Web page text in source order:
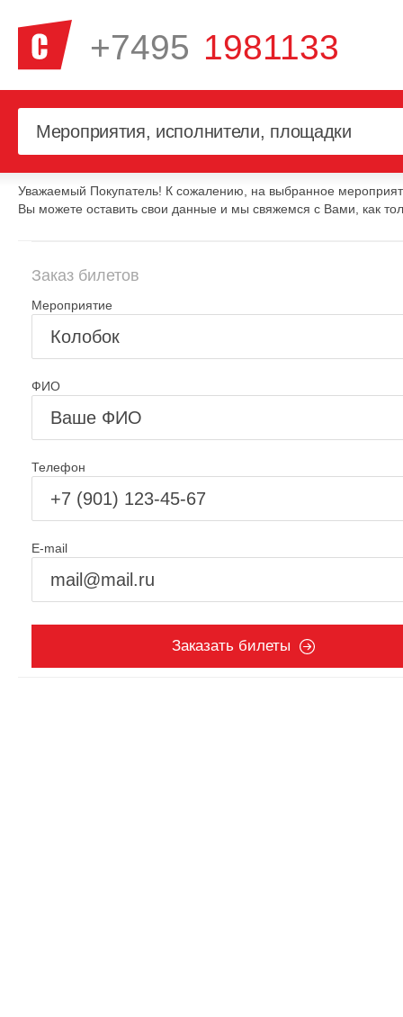
+7495 1981133
Уважаемый Покупатель! К сожалению, на выбранное
Вы можете оставить свои данные и мы свяжемся с Вами, как
Заказ билетов
Мероприятие
ФИО
Телефон
E-mail
Заказать билеты